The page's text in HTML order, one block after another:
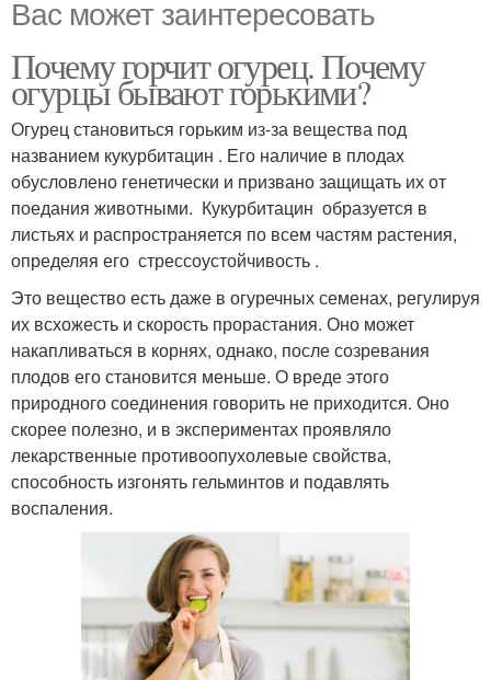
Вас может заинтересовать
Почему горчит огурец. Почему
огурцы бывают горькими?
Огурец становиться горьким из-за вещества под
названием кукурбитацин . Его наличие в плодах
обусловлено генетически и призвано защищать их от
поедания животными. Кукурбитацин образуется в
листьях и распространяется по всем частям растения,
определяя его стрессоустойчивость .
Это вещество есть даже в огуречных семенах, регулируя
их всхожесть и скорость прорастания. Оно может
накапливаться в корнях, однако, после созревания
плодов его становится меньше. О вреде этого
природного соединения говорить не приходится. Оно
скорее полезно, и в экспериментах проявляло
лекарственные противоопухолевые свойства,
способность изгонять гельминтов и подавлять
воспаления.